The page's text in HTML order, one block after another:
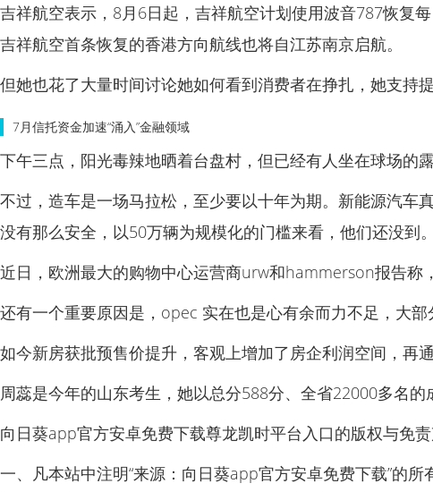
吉祥航空表示，8月6日起，吉祥航空计划使用波音787恢复
吉祥航空首条恢复的香港方向航线也将自江苏南京启航。
但她也花了大量时间讨论她如何看到消费者在挣扎，她支持
7月信托资金加速“涌入”金融领域
下午三点，阳光毒辣地晒着台盘村，但已经有人坐在球场的
不过，造车是一场马拉松，至少要以十年为期。新能源汽车
没有那么安全，以50万辆为规模化的门槛来看，他们还没到
近日，欧洲最大的购物中心运营商urw和hammerson报告称
还有一个重要原因是，opec 实在也是心有余而力不足，大部
如今新房获批预售价提升，客观上增加了房企利润空间，再
周蕊是今年的山东考生，她以总分588分、全省22000多名的
向日葵app官方安卓免费下载尊龙凯时平台入口的版权与免责
一、凡本站中注明“来源：向日葵app官方安卓免费下载”的